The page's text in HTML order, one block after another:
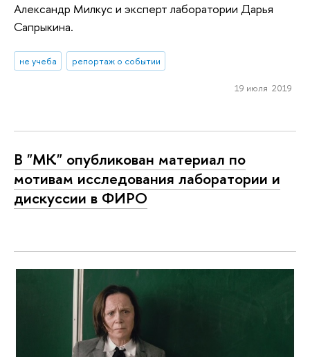
Александр Милкус и эксперт лаборатории Дарья
Сапрыкина.
не учеба репортаж о событии
19 июля 2019
В "МК" опубликован материал по
мотивам исследования лаборатории и
дискуссии в ФИРО